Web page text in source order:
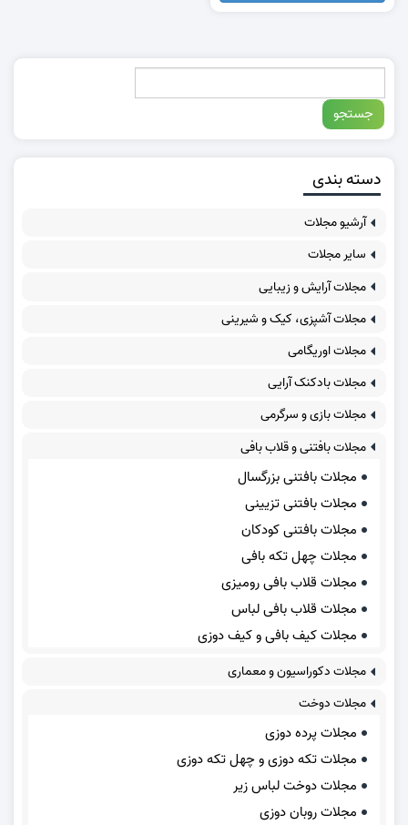
دسته بندی
آرشیو مجلات
سایر مجلات
مجلات آرایش و زیبایی
مجلات آشپزی، کیک و شیرینی
مجلات اوریگامی
مجلات بادکنک آرایی
مجلات بازی و سرگرمی
مجلات بافتنی و قلاب بافی
مجلات بافتنی بزرگسال
مجلات بافتنی تزیینی
مجلات بافتنی کودکان
مجلات چهل تکه بافی
مجلات قلاب بافی رومیزی
مجلات قلاب بافی لباس
مجلات کیف بافی و کیف دوزی
مجلات دکوراسیون و معماری
مجلات دوخت
مجلات پرده دوزی
مجلات تکه دوزی و چهل تکه دوزی
مجلات دوخت لباس زیر
مجلات روبان دوزی